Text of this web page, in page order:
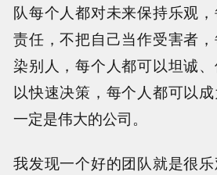
队每个人都对未来保持乐观
责任，不把自己当作受害者
染别人，每个人都可以坦诚
以快速决策，每个人都可以
一定是伟大的公司。
我发现一个好的团队就是很